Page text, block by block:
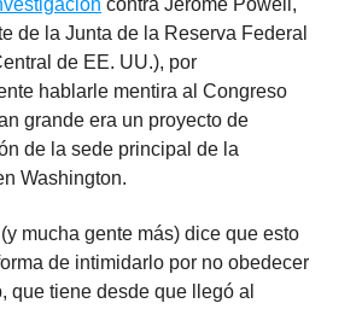
contra Jerome Powell,
de la Junta de la Reserva Federal
de EE. UU.), por
hablarle mentira al Congreso
grande era un proyecto de
de la sede principal de la
Washington.
mucha gente más) dice que esto
de intimidarlo por no obedecer
que tiene desde que llegó al